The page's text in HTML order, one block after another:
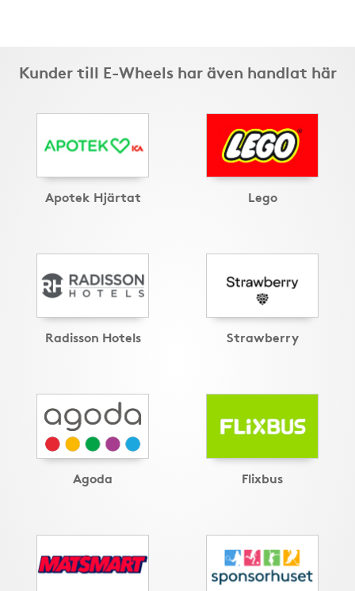
Kunder till E-Wheels har även handlat här
Apotek Hjärtat Lego
Radisson Hotels Strawberry
Agoda Flixbus